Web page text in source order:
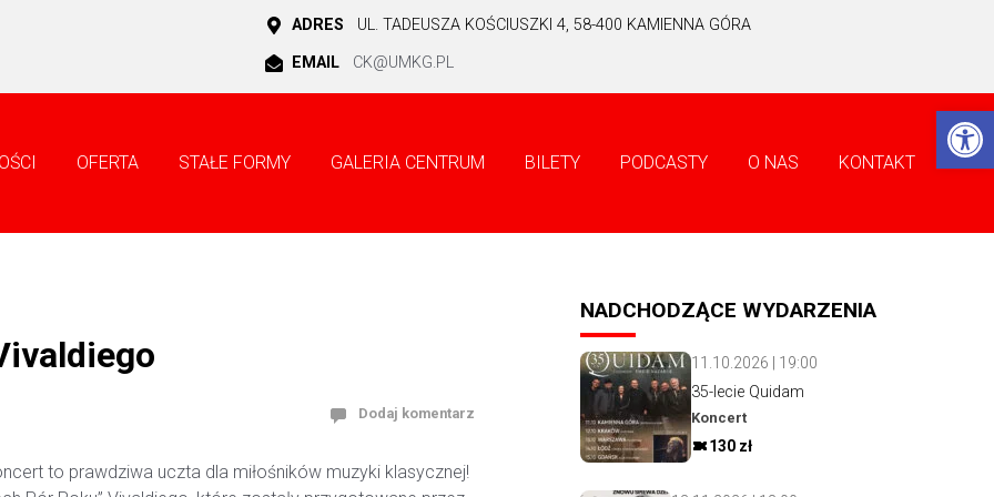
ADRES
UL. TADEUSZA KOŚCIUSZKI 4, 58-400 KAMIENNA GÓRA
EMAIL
CK@UMKG.PL
OFERTA STAŁE FORMY GALERIA CENTRUM BILETY PODCASTY O NAS KONTAKT
Dodaj komentarz
to prawdziwa uczta dla miłośników muzyki klasycznej!
NADCHODZĄCE WYDARZENIA
11.10.2026 | 19:00
35-lecie Quidam
Koncert
130 zł